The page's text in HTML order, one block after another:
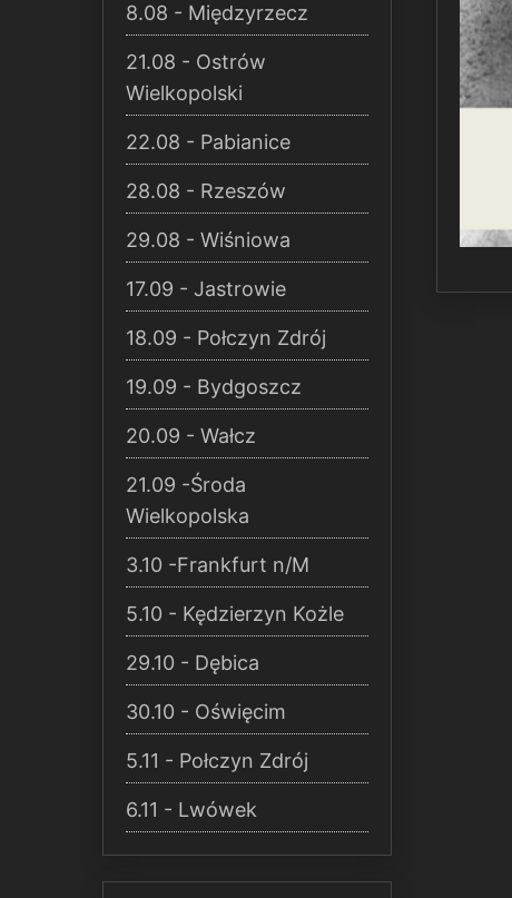
8.08 - Międzyrzecz
21.08 - Ostrów
Wielkopolski
22.08 - Pabianice
28.08 - Rzeszów
29.08 - Wiśniowa
17.09 - Jastrowie
18.09 - Połczyn Zdrój
19.09 - Bydgoszcz
20.09 - Wałcz
21.09 -Środa
Wielkopolska
3.10 -Frankfurt n/M
5.10 - Kędzierzyn Kożle
29.10 - Dębica
30.10 - Oświęcim
5.11 - Połczyn Zdrój
6.11 - Lwówek